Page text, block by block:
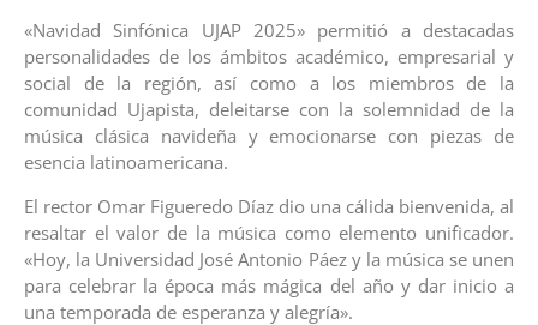
«Navidad Sinfónica UJAP 2025» permitió a destacadas
personalidades de los ámbitos académico, empresarial y
social de la región, así como a los miembros de la
comunidad Ujapista, deleitarse con la solemnidad de la
música clásica navideña y emocionarse con piezas de
esencia latinoamericana.
El rector Omar Figueredo Díaz dio una cálida bienvenida, al
resaltar el valor de la música como elemento unificador.
«Hoy, la Universidad José Antonio Páez y la música se unen
para celebrar la época más mágica del año y dar inicio a
una temporada de esperanza y alegría».